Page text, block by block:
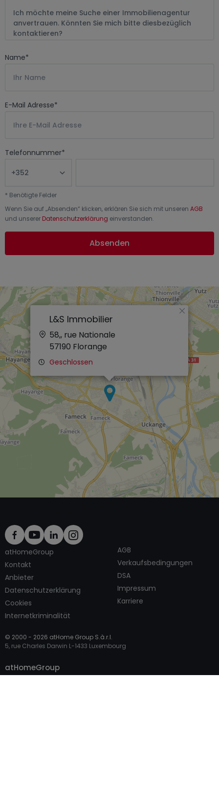
Name*
E-Mail Adresse*
Telefonnummer*
* Benötigte Felder
Wenn Sie auf „Absenden“ klicken, erklären Sie sich mit unseren AGB
und unserer Datenschutzerklärung einverstanden.
Absenden
L&S Immobilier
58,, rue Nationale
57190 Florange
Geschlossen
×
atHomeGroup
Kontakt
Anbieter
Datenschutzerklärung
Cookies
Internetkriminalität
AGB
Verkaufsbedingungen
DSA
Impressum
Karriere
© 2000 - 2026 atHome Group S.à.r.l.
5, rue Charles Darwin L-1433 Luxembourg
atHomeGroup